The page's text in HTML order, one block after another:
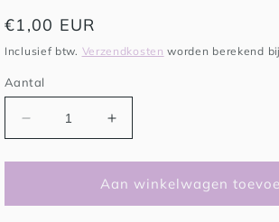
Normale
prijs
€1,00 EUR
Inclusief btw. Verzendkosten worden berekend
Aantal
Aantal
verlagen
voor
als
Aantal
verhogen
voor
Inpakken
als
Aan winkelwagen